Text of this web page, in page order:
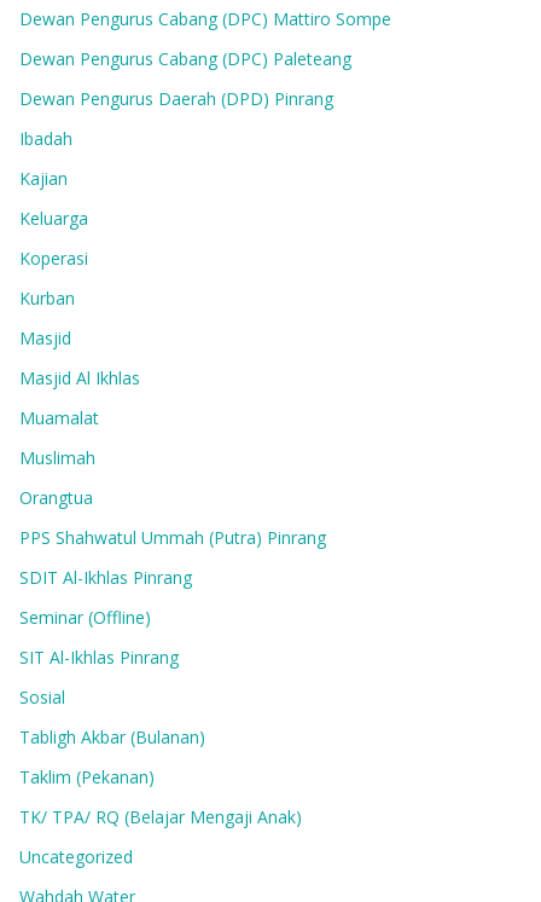
Dewan Pengurus Cabang (DPC) Mattiro Sompe
Dewan Pengurus Cabang (DPC) Paleteang
Dewan Pengurus Daerah (DPD) Pinrang
Ibadah
Kajian
Keluarga
Koperasi
Kurban
Masjid
Masjid Al Ikhlas
Muamalat
Muslimah
Orangtua
PPS Shahwatul Ummah (Putra) Pinrang
SDIT Al-Ikhlas Pinrang
Seminar (Offline)
SIT Al-Ikhlas Pinrang
Sosial
Tabligh Akbar (Bulanan)
Taklim (Pekanan)
TK/ TPA/ RQ (Belajar Mengaji Anak)
Uncategorized
Wahdah Water